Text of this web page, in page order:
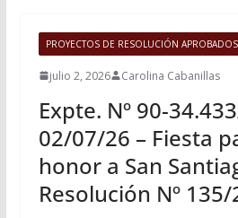
PROYECTOS DE RESOLUCIÓN APROBADOS
julio 2, 2026 Carolina Cabanillas
Expte. Nº 90-
02/07/26 – Fiesta
honor a San
Resolución Nº 135/